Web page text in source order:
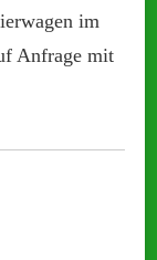
im
Anfrage mit